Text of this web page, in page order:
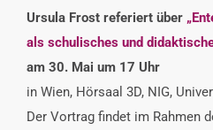
Ursula Frost referiert über
als schulisches und
am 30. Mai um 17 Uhr
in Wien, Hörsaal 3D, NIG,
Der Vortrag findet im Rahmen